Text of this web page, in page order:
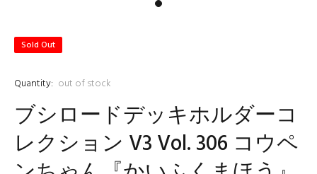
Sold Out
Quantity: out of stock
ブシロードデッキホルダーコ
レクション V3 Vol. 306 コウペ